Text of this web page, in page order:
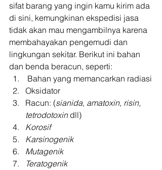
sifat barang yang ingin kamu kirim ada
di sini, kemungkinan ekspedisi jasa
tidak akan mau mengambilnya karena
membahayakan pengemudi dan
lingkungan sekitar. Berikut ini bahan
dan benda beracun, seperti:
Bahan yang memancarkan radiasi
Oksidator
Racun: (sianida, amatoxin, risin,
tetrodotoxin dll)
Korosif
Karsinogenik
Mutagenik
Teratogenik